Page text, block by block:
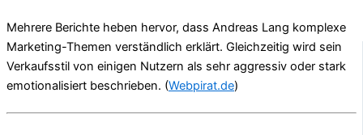
Mehrere Berichte heben hervor, dass Andreas Lang komplexe
Marketing-Themen verständlich erklärt. Gleichzeitig wird sein
Verkaufsstil von einigen Nutzern als sehr aggressiv oder stark
emotionalisiert beschrieben. (Webpirat.de)